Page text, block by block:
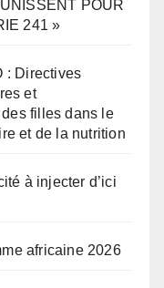
POUR
241 »
: Directives
et
des filles dans le
et de la nutrition
à injecter d’ici
africaine 2026